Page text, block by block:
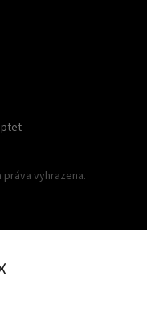
práva vyhrazena.